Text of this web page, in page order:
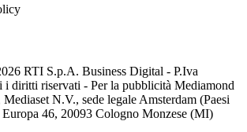
RTI S.p.A. Business Digital - P.Iva
i diritti riservati - Per la pubblicità Mediamond
N.V., sede legale Amsterdam (Paesi
46, 20093 Cologno Monzese (MI)